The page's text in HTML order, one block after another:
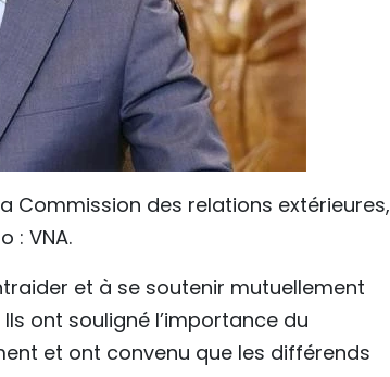
Commission des relations extérieures,
: VNA.
et à se soutenir mutuellement
ont souligné l’importance du
et ont convenu que les différends